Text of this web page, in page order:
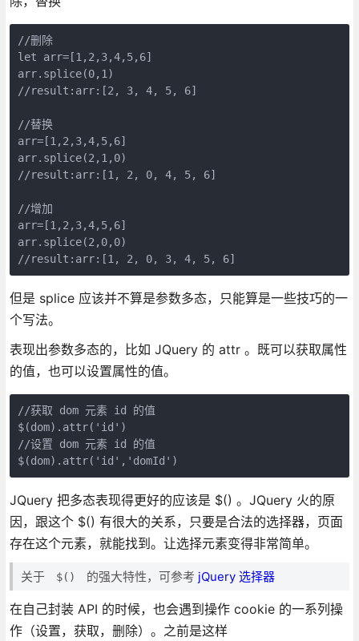
//删除
let arr=[1,2,3,4,5,6]
arr.splice(0,1)
//result:arr:[2, 3, 4, 5, 6]
//替换
arr=[1,2,3,4,5,6]
arr.splice(2,1,0)
//result:arr:[1, 2, 0, 4, 5, 6]
//增加
arr=[1,2,3,4,5,6]
arr.splice(2,0,0)
//result:arr:[1, 2, 0, 3, 4, 5, 6]
但是 splice 应该并不算是参数多态，只能算是一些技巧的一
个写法。
表现出参数多态的，比如 JQuery 的 attr 。既可以获取属性
的值，也可以设置属性的值。
//获取 dom 元素 id 的值
$(dom).attr('id')
//设置 dom 元素 id 的值
$(dom).attr('id','domId')
JQuery 把多态表现得更好的应该是 $() 。JQuery 火的原
因，跟这个 $() 有很大的关系，只要是合法的选择器，页面
存在这个元素，就能找到。让选择元素变得非常简单。
关于 $() 的强大特性，可参考 jQuery 选择器
在自己封装 API 的时候，也会遇到操作 cookie 的一系列操
作（设置，获取，删除）。之前是这样